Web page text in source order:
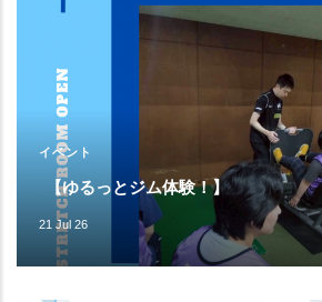
イベント
【ゆるっとジム体験！】
21 Jul 26